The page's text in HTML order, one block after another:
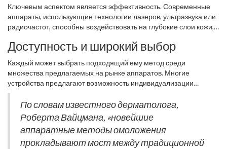
безопасность. Они не требуют анестезии, а также проведения
долгого периода реабилитации. К тому же, риск осложнений
минимален, что делает такие процедуры доступными для
широкого круга людей, которые боятся боли или не могут
позволить себе долгий процесс восстановления.
Ключевым аспектом является эффективность. Современные
аппараты, использующие технологии лазеров, ультразвука или
радиочастот, способны воздействовать на глубокие слои кожи,
заметному сокращению морщин, улучшению упругости и
постепенно и могут сохраняться на протяжении длительного
времени, что делает такие методы особенно
привлекательными.Аппарат для подтяжкикожи можно
сэкономить время и средства, что, безусловно, является
весомым аргументом в пользу их выбора.
Доступность и широкий выбор
Каждый может выбрать подходящий ему метод среди
множества предлагаемых на рынке аппаратов. Многие
устройства предлагают возможность индивидуализации
программы, учитывая особенности конкретного пользователя.
Это позволяет достигать максимально эффективных
результатов. К примеру, ультразвуковые аппараты обладают
опцией настройки глубины проникновения волн, что позволяет
воздействовать точно и безопасно. А радиочастотные методы
помогают активировать процессы восстановления на
По словам известного дерматолога,
Роберта Вайцмана, «новейшие
аппаратные методы омоложения
прокладывают мост между традиционной